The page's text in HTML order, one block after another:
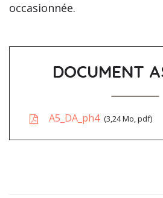
occasionnée.
DOCUMENT
A5_DA_ph4 3,24Mo, pdf